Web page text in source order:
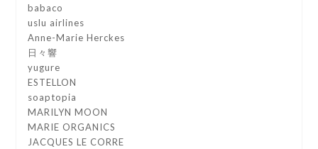
babaco
uslu airlines
Anne-Marie Herckes
日々響
yugure
ESTELLON
soaptopia
MARILYN MOON
MARIE ORGANICS
JACQUES LE CORRE